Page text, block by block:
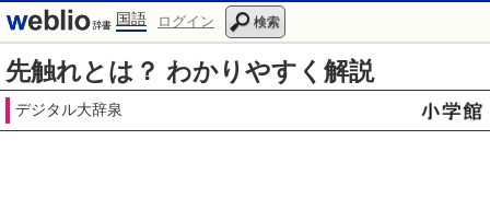
国語 ログイン 検索
先触れとは？ わかりやすく解説
デジタル大辞泉